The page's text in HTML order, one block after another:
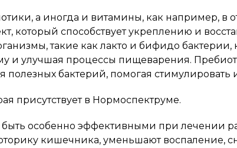
а иногда и витамины, как например, в
который способствует укреплению и
такие как лакто и бифидо бактерии,
и улучшая процессы пищеварения.
бактерий, помогая стимулировать
присутствует в Нормоспектруме.
особенно эффективными при лечении
кишечника, уменьшают воспаление,